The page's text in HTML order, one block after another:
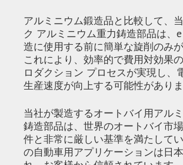
アルミニウム鍛造品と比較して、
ク アルミニウム重力鋳造部品は、
造に使用する前に簡単な旋削のみが
これにより、効率的で費用対効果
ロダクション プロセスが実現し、
生産速度が向上する可能性がありま
当社が製造するオートバイ用アル
鋳造部品は、世界のオートバイ市
件と非常に厳しい基準を満たして
の自動車用アプリケーションは日